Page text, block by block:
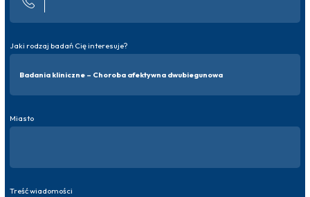
Jaki rodzaj badań Cię interesuje?
Miasto
Treść wiadomości